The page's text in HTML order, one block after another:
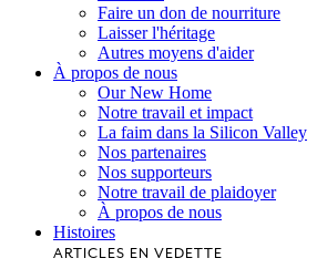
Faire un don de nourriture
Laisser l'héritage
Autres moyens d'aider
À propos de nous
Our New Home
Notre travail et impact
La faim dans la Silicon Valley
Nos partenaires
Nos supporteurs
Notre travail de plaidoyer
À propos de nous
Histoires
ARTICLES EN VEDETTE